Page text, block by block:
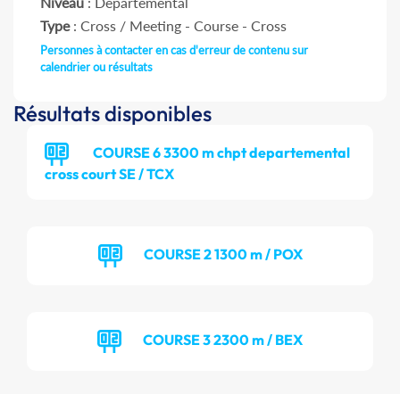
Type: Cross / Meeting - Course - Cross
Personnes à contacter en cas d'erreur de contenu sur
calendrier ou résultats
Résultats disponibles
COURSE 6 3300 m chpt departemental
cross court SE / TCX
COURSE 2 1300 m / POX
COURSE 3 2300 m / BEX